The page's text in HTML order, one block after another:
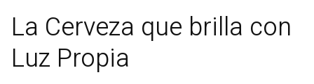
La Cerveza que brilla con
Luz Propia